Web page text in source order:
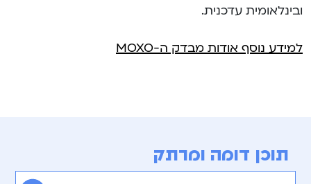
ובינלאומית עדכנית.
למידע נוסף אודות מבדק ה-MOXO
תוכן דומה ומרתק